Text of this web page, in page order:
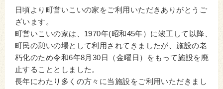
日頃より町営いこいの家をご利用いただきありがとうご
ざいます。
町営いこいの家は、1970年(昭和45年）に竣工して以降、
町民の憩いの場として利用されてきましたが、施設の老
朽化のため令和6年8月30日（金曜日）をもって施設を廃
止することとしました。
長年にわたり多くの方々に当施設をご利用いただきまし